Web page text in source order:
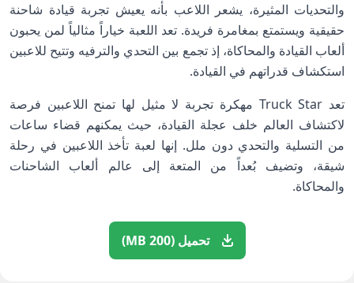
والتحديات المثيرة، يشعر اللاعب بأنه يعيش تجربة قيادة شاحنة
حقيقية ويستمتع بمغامرة فريدة. تعد اللعبة خياراً مثالياً لمن يحبون
ألعاب القيادة والمحاكاة، إذ تجمع بين التحدي والترفيه وتتيح للاعبين
استكشاف قدراتهم في القيادة.
تعد Truck Star مهكرة تجربة لا مثيل لها تمنح اللاعبين فرصة
لاكتشاف العالم خلف عجلة القيادة، حيث يمكنهم قضاء ساعات
من التسلية والتحدي دون ملل. إنها لعبة تأخذ اللاعبين في رحلة
شيقة، وتضيف بُعداً من المتعة إلى عالم ألعاب الشاحنات
والمحاكاة.
تحميل (200 MB)